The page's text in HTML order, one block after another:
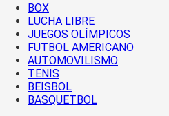
BOX
LUCHA LIBRE
JUEGOS OLÍMPICOS
FUTBOL AMERICANO
AUTOMOVILISMO
TENIS
BEISBOL
BASQUETBOL